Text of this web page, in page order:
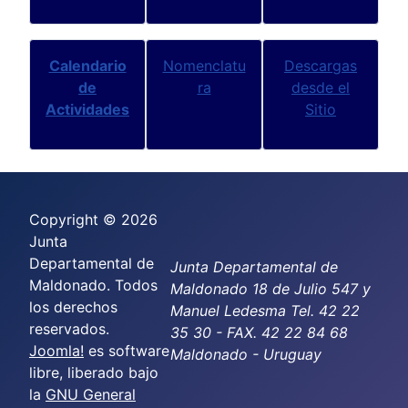
Calendario
de
Actividades
Nomenclatu
ra
Descargas
desde el
Sitio
Copyright © 2026
Junta
Departamental de
Maldonado. Todos
los derechos
reservados.
Joomla! es software
libre, liberado bajo
la GNU General
Junta Departamental de
Maldonado 18 de Julio 547 y
Manuel Ledesma Tel. 42 22
35 30 - FAX. 42 22 84 68
Maldonado - Uruguay